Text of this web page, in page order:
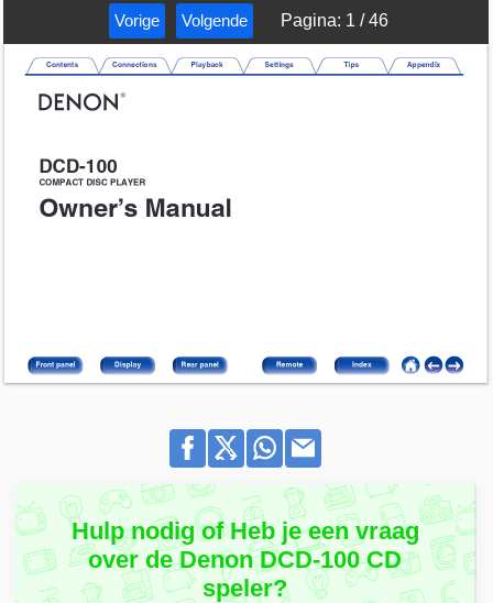
Vorige Volgende Pagina: 1 /46
Hulp nodig of Heb je een vraag
over de Denon DCD-100 CD
speler?